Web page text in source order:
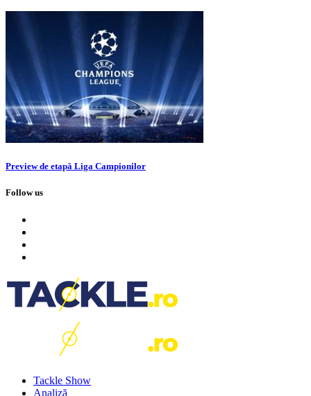
Preview de etapă Liga Campionilor
Follow us
Tackle Show
Analiză